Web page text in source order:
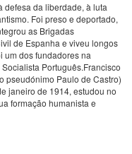
defesa da liberdade, à luta
Foi preso e deportado,
as Brigadas
de Espanha e viveu longos
um dos fundadores na
Português.Francisco
pseudónimo Paulo de Castro)
janeiro de 1914, estudou no
formação humanista e